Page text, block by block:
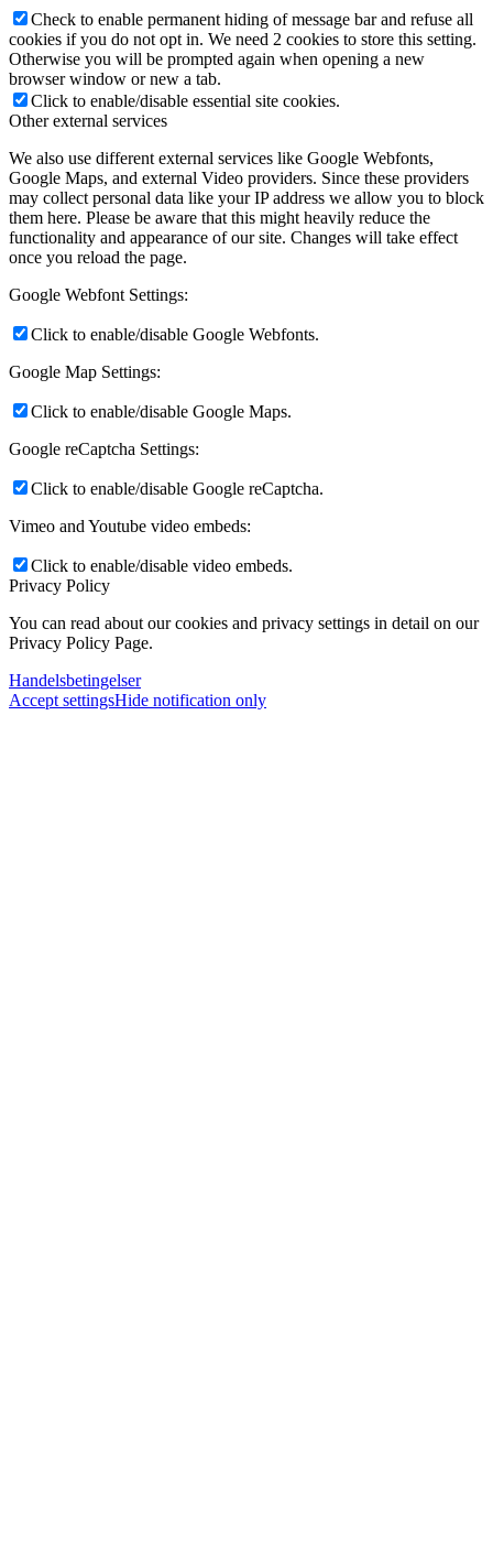
Check to enable permanent hiding of message bar and refuse all
cookies if you do not opt in. We need 2 cookies to store this setting.
Otherwise you will be prompted again when opening a new
browser window or new a tab.
Click to enable/disable essential site cookies.
Other external services
We also use different external services like Google Webfonts,
Google Maps, and external Video providers. Since these providers
may collect personal data like your IP address we allow you to block
them here. Please be aware that this might heavily reduce the
functionality and appearance of our site. Changes will take effect
once you reload the page.
Google Webfont Settings:
Click to enable/disable Google Webfonts.
Google Map Settings:
Click to enable/disable Google Maps.
Google reCaptcha Settings:
Click to enable/disable Google reCaptcha.
Vimeo and Youtube video embeds:
Click to enable/disable video embeds.
Privacy Policy
You can read about our cookies and privacy settings in detail on our
Privacy Policy Page.
Handelsbetingelser
Accept settingsHide notification only